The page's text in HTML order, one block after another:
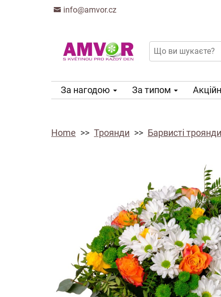
info@amvor.cz
За нагодою За типом
Home Троянди Барвисті